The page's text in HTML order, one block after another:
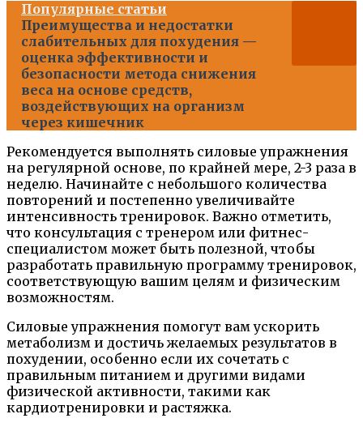
Популярные статьи
Преимущества и недостатки
слабительных для похудения —
оценка эффективности и
безопасности метода снижения
веса на основе средств,
воздействующих на организм
через кишечник
Рекомендуется выполнять силовые упражнения
на регулярной основе, по крайней мере, 2-3 раза в
неделю. Начинайте с небольшого количества
повторений и постепенно увеличивайте
интенсивность тренировок. Важно отметить,
что консультация с тренером или фитнес-
специалистом может быть полезной, чтобы
разработать правильную программу тренировок,
соответствующую вашим целям и физическим
возможностям.
Силовые упражнения помогут вам ускорить
метаболизм и достичь желаемых результатов в
похудении, особенно если их сочетать с
правильным питанием и другими видами
физической активности, такими как
кардиотренировки и растяжка.